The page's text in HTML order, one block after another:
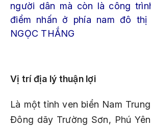
người dân mà còn là công
điểm nhấn ở phía nam đô thị
NGỌC THẮNG
Vị trí địa lý thuận lợi
Là một tỉnh ven biển Nam
Đông dãy Trường Sơn, Phú